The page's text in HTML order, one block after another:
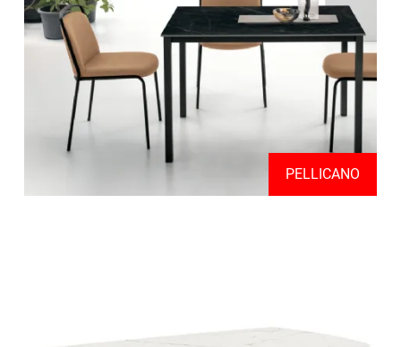
PELLICANO